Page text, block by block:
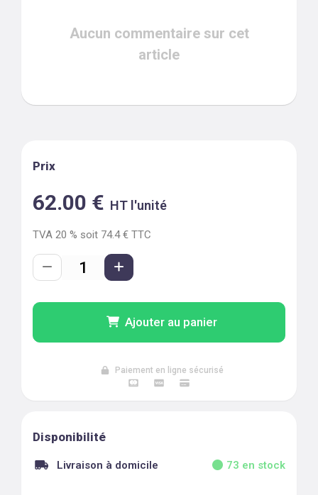
Aucun commentaire sur cet
article
Prix
62.00 € HT l'unité
TVA 20 % soit 74.4 € TTC
Ajouter au panier
Paiement en ligne sécurisé
Disponibilité
Livraison à domicile 73 en stock